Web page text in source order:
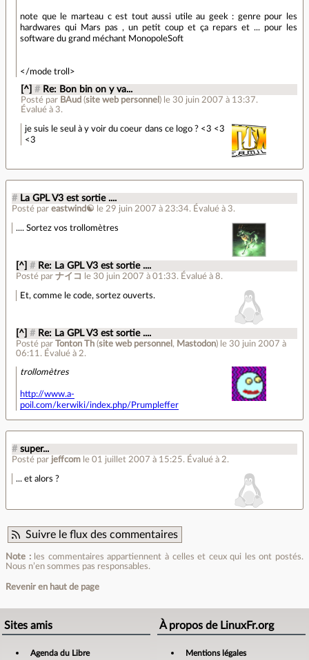
note que le marteau c est tout aussi utile au geek : genre pour les
hardwares qui Mars pas , un petit coup et ça repars et ... pour les
software du grand méchant MonopoleSoft
</mode troll>
[^] # Re: Bon bin on y va...
Posté par BAud (site web personnel ) le 30 juin 2007 à 13:37.
Évalué à 3.
je suis le seul à y voir du coeur dans ce logo ? <3 <3
<3
# La GPL V3 est sortie ....
Posté par eastwind☯ le 29 juin 2007 à 23:34. Évalué à 3.
.... Sortez vos trollomètres
[^] # Re: La GPL V3 est sortie ....
Posté parナイコ le 30 juin 2007 à 01:33. Évalué à8.
Et, comme le code, sortez ouverts.
[^] # Re: La GPL V3 est sortie ....
Posté parTonton Th (site web personnel , Mastodon) le 30 juin 2007 à
06:11 . Évalué à 2.
trollomètres
http://www.a-
poil.com/kerwiki/index.php/Prumpleffer
# super...
Posté par jeffcom le 01 juillet 2007 à 15:25. Évalué à 2.
... et alors ?
Suivre le flux des commentaires
Note :les commentaires appartiennent à celles et ceux qui les ont postés.
Nous n’en sommes pas responsables.
Revenir en haut de page
Sites amis
Agenda du Libre
À propos de LinuxFr.org
Mentions légales